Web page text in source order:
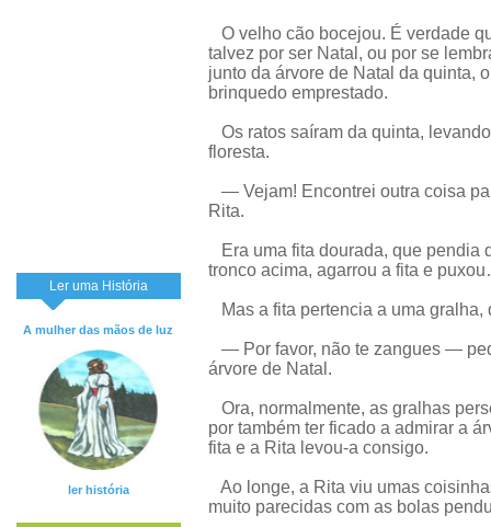
Ler uma História
A mulher das mãos de luz
ler história
O velho cão bocejou. É verdade
talvez por ser Natal, ou por se
junto da árvore de Natal da quinta,
brinquedo emprestado.
Os ratos saíram da quinta,
floresta.
— Vejam! Encontrei outra coisa
Rita.
Era uma fita dourada, que pendia
tronco acima, agarrou a fita e
Mas a fita pertencia a uma gralha,
— Por favor, não te zangues —
árvore de Natal.
Ora, normalmente, as gralhas
por também ter ficado a admirar a
fita e a Rita levou-a consigo.
Ao longe, a Rita viu umas
muito parecidas com as bolas